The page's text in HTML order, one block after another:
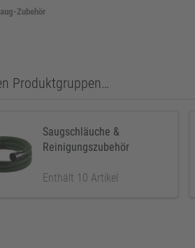
Zubehör
Produktgruppen…
Saugschläuche &
Reinigungszubehör
Enthält 10 Artikel